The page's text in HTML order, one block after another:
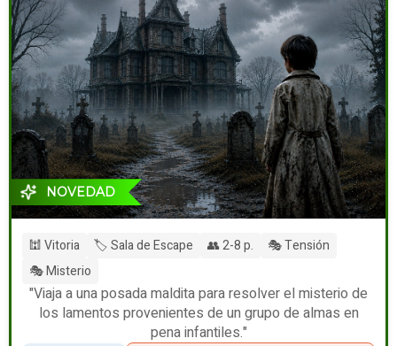
NOVEDAD
🕍 Vitoria 🏷️ Sala de Escape 👥 2-8 p.
🎭 Tensión
🎭 Misterio
"Viaja a una posada maldita para resolver el misterio de
los lamentos provenientes de un grupo de almas en
pena infantiles."